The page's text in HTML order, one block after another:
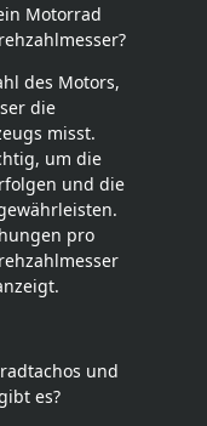
Motorrad
des Motors,
die
misst.
um die
und die
pro
und
es?